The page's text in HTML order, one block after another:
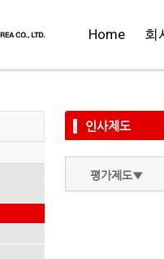
Home 회
인사제도
평가제도▼